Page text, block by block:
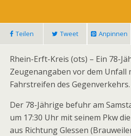
Teilen Tweet Anpinnen
Rhein-Erft-Kreis (ots) – Ein 78-
Zeugenangaben vor dem Unfall
Fahrstreifen des Gegenverkehrs.
Der 78-Jährige befuhr am
um 17:30 Uhr mit seinem Pkw
aus Richtung Glessen